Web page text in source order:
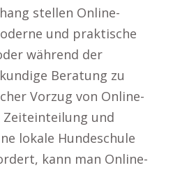
stellen Online-
und praktische
während der
Beratung zu
Vorzug von Online-
Zeiteinteilung und
lokale Hundeschule
kann man Online-